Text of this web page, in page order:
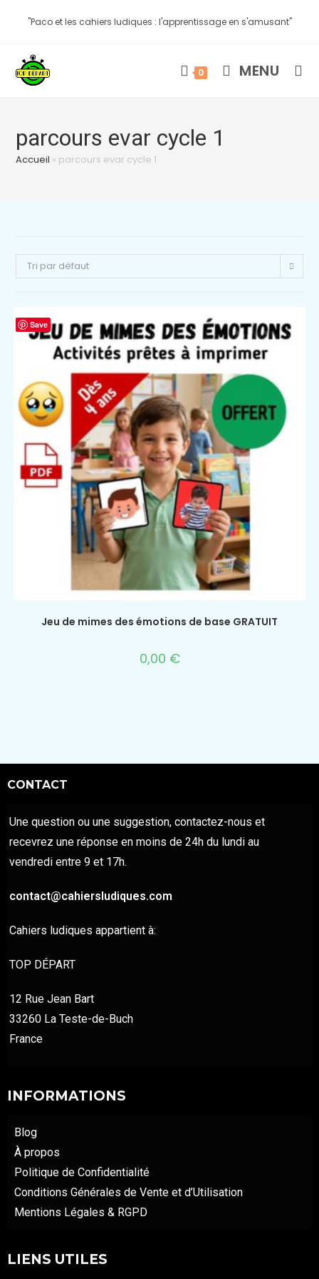
"Paco et les cahiers ludiques : l'apprentissage en s'amusant"
0 MENU
parcours evar cycle 1
Accueil » parcours evar cycle 1
Tri par défaut
Save
Jeu de mimes des émotions de base GRATUIT
0,00 €
CONTACT
Une question ou une suggestion, contactez-nous et
recevrez une réponse en moins de 24h du lundi au
vendredi entre 9 et 17h.
contact@cahiersludiques.com
Cahiers ludiques appartient à:
TOP DÉPART
12 Rue Jean Bart
33260 La Teste-de-Buch
France
INFORMATIONS
Blog
À propos
Politique de Confidentialité
Conditions Générales de Vente et d’Utilisation
Mentions Légales & RGPD
LIENS UTILES